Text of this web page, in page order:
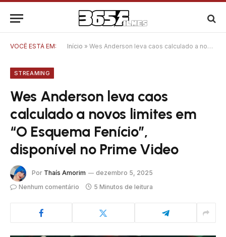
VOCÊ ESTÁ EM: Início » Wes Anderson leva caos calculado a novos limites em “O Esquema Fenício”, disponível no Prime Video
STREAMING
Wes Anderson leva caos
calculado a novos limites em
“O Esquema Fenício”,
disponível no Prime Video
Por Thaís Amorim
dezembro 5, 2025
Nenhum comentário
5 Minutos de leitura